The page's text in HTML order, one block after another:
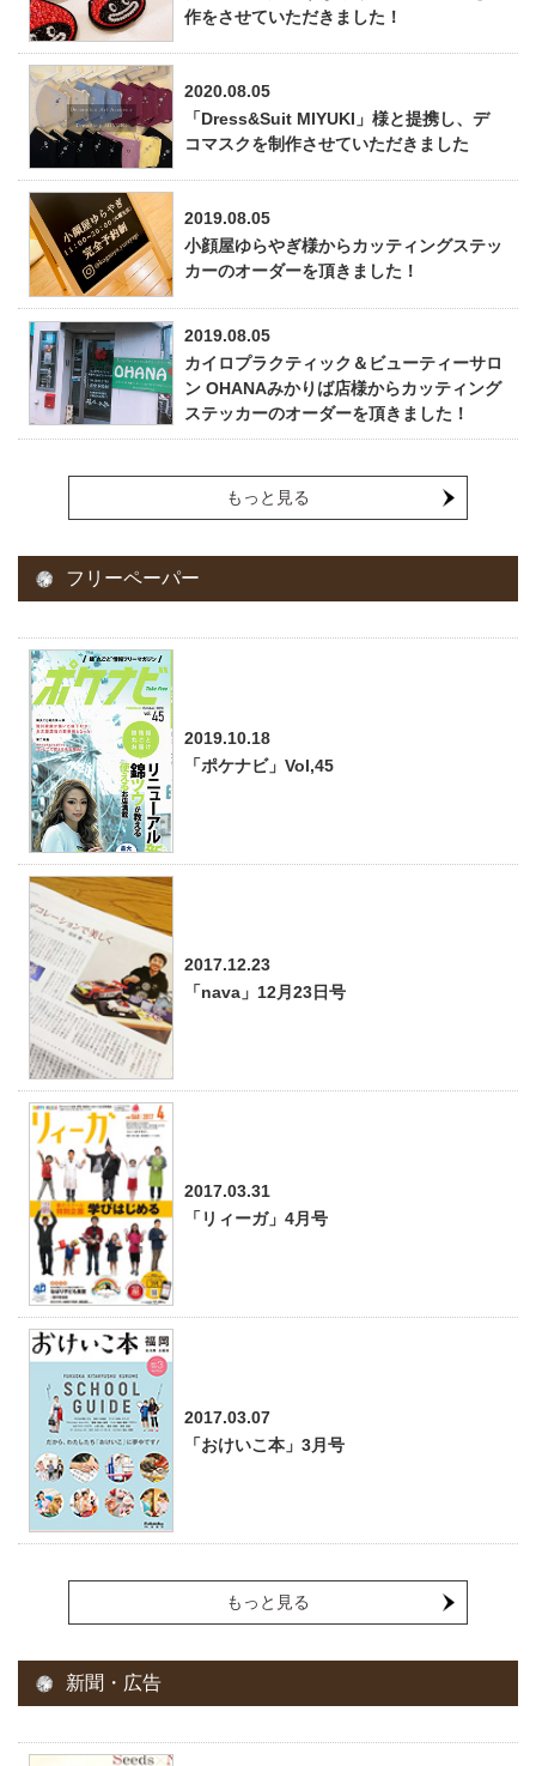
作をさせていただきました！
2020.08.05
「Dress&Suit MIYUKI」様と提携し、デ
コマスクを制作させていただきました
2019.08.05
小顔屋ゆらやぎ様からカッティングステッ
カーのオーダーを頂きました！
2019.08.05
カイロプラクティック＆ビューティーサロ
ン OHANAみかりば店様からカッティング
ステッカーのオーダーを頂きました！
もっと見る
フリーペーパー
2019.10.18
「ポケナビ」Vol,45
2017.12.23
「nava」12月23日号
2017.03.31
「リィーガ」4月号
2017.03.07
「おけいこ本」3月号
もっと見る
新聞・広告